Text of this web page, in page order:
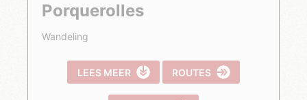
Porquerolles
Wandeling
LEES MEER ROUTES